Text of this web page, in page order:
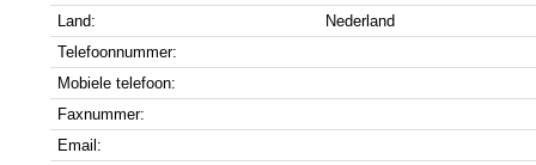
Land:
Nederland
Telefoonnummer:
Mobiele telefoon:
Faxnummer:
Email: